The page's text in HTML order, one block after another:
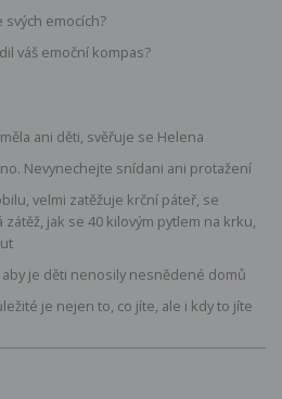
svých emocích?
váš emoční kompas?
ani děti, svěřuje se Helena
Nevynechejte snídani ani protažení
velmi zatěžuje krční páteř, se
jak se 40 kilovým pytlem na krku,
aby je děti nenosily nesnědené domů
je nejen to, co jíte, ale i kdy to jíte